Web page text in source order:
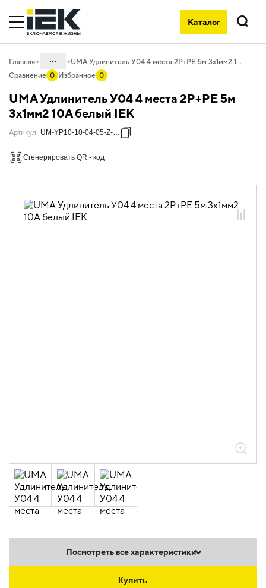
Каталог
Поиск
Главная ...
06. Изделия электроустановочные,
удлинители и силовые разъемы
06.02 Удлинители бытовые и сетевые
06.02.01.05 Удлинители бытовые UMA
UMA Удлинитель У04 4 места 2P+PE 5м 3х1мм2 10А белый IEK
Сравнение 0 Избранное 0
UMA Удлинитель У04 4 места 2P+PE 5м
3х1мм2 10А белый IEK
Артикул: UM-YP10-10-04-05-Z-K01
Сгенерировать QR - код
Посмотреть все характеристики
Купить